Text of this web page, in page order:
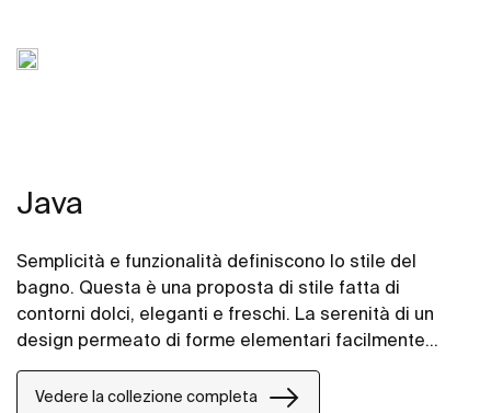
Java
Semplicità e funzionalità definiscono lo stile del
bagno. Questa è una proposta di stile fatta di
contorni dolci, eleganti e freschi. La serenità di un
design permeato di forme elementari facilmente
Vedere la collezione completa